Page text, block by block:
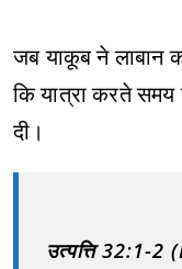
जब याकूब ने लाबान
कि यात्रा करते
दी।
उत्पत्ति 32:1-2